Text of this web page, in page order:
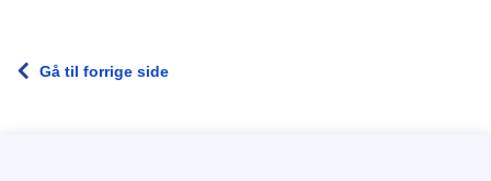
Gå til forrige side